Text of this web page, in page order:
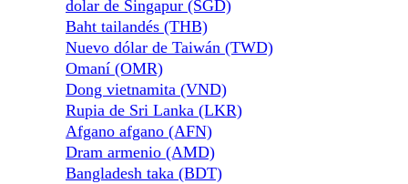
dolar de Singapur (SGD)
Baht tailandés (THB)
Nuevo dólar de Taiwán (TWD)
Omaní (OMR)
Dong vietnamita (VND)
Rupia de Sri Lanka (LKR)
Afgano afgano (AFN)
Dram armenio (AMD)
Bangladesh taka (BDT)